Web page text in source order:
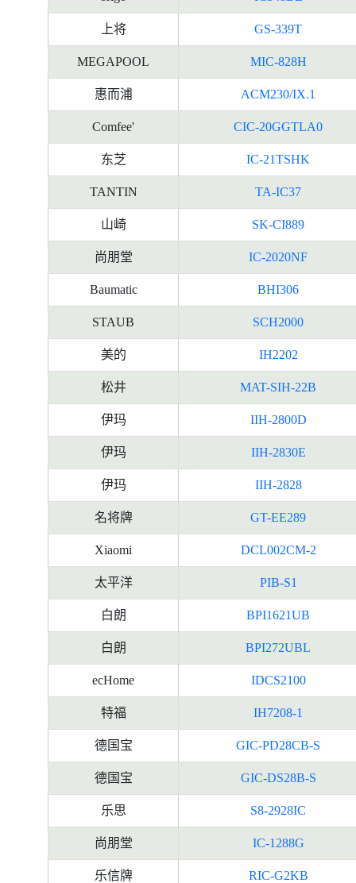
上将 GS-339T
MEGAPOOL MIC-828H
惠而浦 ACM230/IX.1
Comfee' CIC-20GGTLA0
东芝 IC-21TSHK
TANTIN TA-IC37
山崎 SK-CI889
尚朋堂 IC-2020NF
Baumatic BHI306
STAUB SCH2000
美的 IH2202
松井 MAT-SIH-22B
伊玛 IIH-2800D
伊玛 IIH-2830E
伊玛 IIH-2828
名将牌 GT-EE289
Xiaomi DCL002CM-2
太平洋 PIB-S1
白朗 BPI1621UB
白朗 BPI272UBL
ecHome IDCS2100
特福 IH7208-1
德国宝 GIC-PD28CB-S
德国宝 GIC-DS28B-S
乐思 S8-2928IC
尚朋堂 IC-1288G
乐信牌 RIC-G2KB